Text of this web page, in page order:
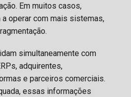
Em muitos casos,
operar com mais sistemas,
simultaneamente com
adquirentes,
e parceiros comerciais.
essas informações